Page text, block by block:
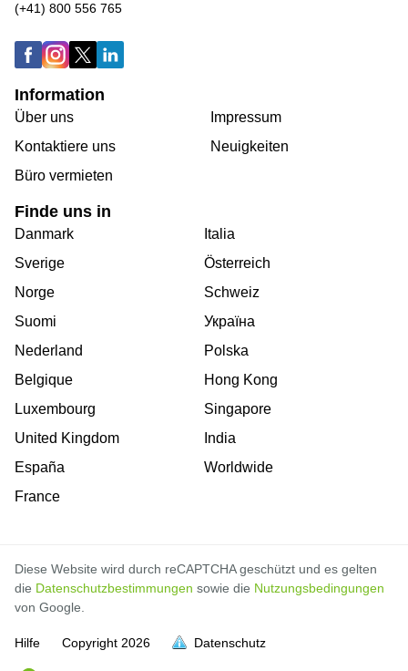
voll
voll
voll
voll
voll
voll
voll
voll
voll
voll
voll
(+41) 800 556 765
Information
Über uns
Kontaktiere uns
Büro vermieten
Impressum
Neuigkeiten
Finde uns in
Danmark
Sverige
Norge
Suomi
Nederland
Belgique
Luxembourg
United Kingdom
España
France
Italia
Österreich
Schweiz
Україна
Polska
Hong Kong
Singapore
India
Worldwide
Diese Website wird durch reCAPTCHA geschützt und es gelten
die Datenschutzbestimmungen sowie die Nutzungsbedingungen
von Google.
Hilfe Copyright 2026 Datenschutz